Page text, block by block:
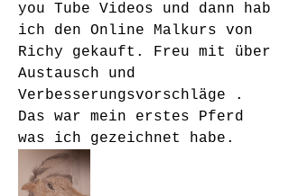
you Tube Videos und dann hab
ich den Online Malkurs von
Richy gekauft. Freu mit über
Austausch und
Verbesserungsvorschläge .
Das war mein erstes Pferd
was ich gezeichnet habe.